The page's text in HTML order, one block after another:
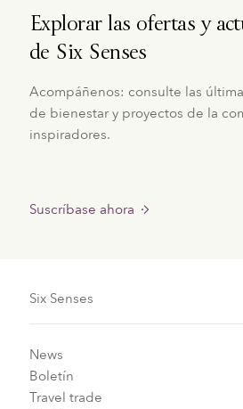
Explorar las ofertas y
de Six Senses
Acompáñenos: consulte las
de bienestar y proyectos de la
inspiradores.
Suscríbase ahora
Six Senses
News
Boletín
Travel trade